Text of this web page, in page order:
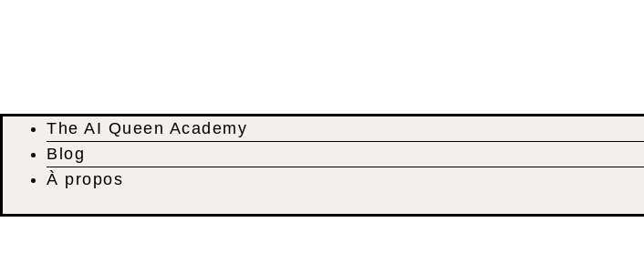
The AI Queen Academy
Blog
À propos